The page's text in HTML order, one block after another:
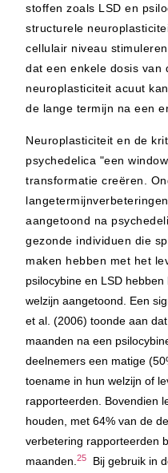
stoffen zoals LSD en
structurele
cellulair niveau
dat een enkele dosis van
neuroplasticiteit acuut
de lange termijn na een
Neuroplasticiteit en de
psychedelica "een
transformatie creëren.
aangetoond na
gezonde individuen die
maken hebben met het
psilocybine en LSD
welzijn aangetoond. Een
et al. (2006) toonde aan
maanden na een
deelnemers een matige
toename in hun welzijn of
rapporteerden. Bovendien
houden, met 64% van de
verbetering rapporteerden
maanden.25
Bij gebruik in